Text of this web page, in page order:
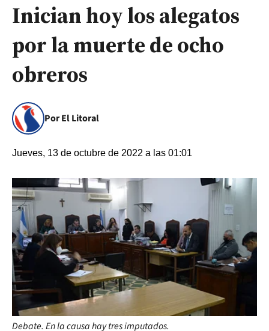
Inician hoy los alegatos
por la muerte de ocho
obreros
Por El Litoral
Jueves, 13 de octubre de 2022 a las 01:01
Debate. En la causa hay tres imputados.